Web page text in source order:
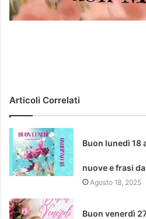
Articoli Correlati
Buon lunedì 18
nuove e frasi
Agosto 18, 2025
Buon venerdì